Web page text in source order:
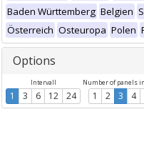
Baden Württemberg Belgien
Österreich Osteuropa Polen
Options
Intervall
1 3 6 12 24
Number of panels
1 2 3 4